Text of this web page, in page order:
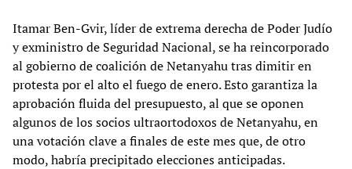
Itamar Ben-Gvir, líder de extrema derecha de Poder Judío
y exministro de Seguridad Nacional, se ha reincorporado
al gobierno de coalición de Netanyahu tras dimitir en
protesta por el alto el fuego de enero. Esto garantiza la
aprobación fluida del presupuesto, al que se oponen
algunos de los socios ultraortodoxos de Netanyahu, en
una votación clave a finales de este mes que, de otro
modo, habría precipitado elecciones anticipadas.